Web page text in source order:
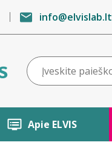
info@elvislab.lt
Apie ELVIS